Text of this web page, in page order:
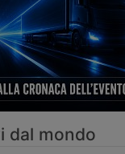
dal mondo